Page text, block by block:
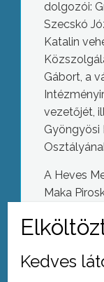
dolgozói:
Szecskó
Katalin
Gábort, a
vezetőjét,
Gyöngyösi
A Heves
Maka
Nagy
Kedves